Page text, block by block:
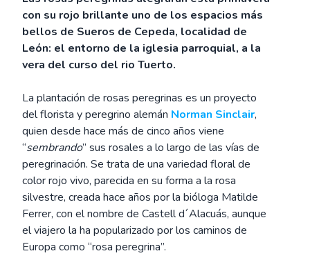
con su rojo brillante uno de los espacios más
bellos de Sueros de Cepeda, localidad de
León: el entorno de la iglesia parroquial, a la
vera del curso del rio Tuerto.
La plantación de rosas peregrinas es un proyecto
del florista y peregrino alemán Norman Sinclair,
quien desde hace más de cinco años viene
“sembrando” sus rosales a lo largo de las vías de
peregrinación. Se trata de una variedad floral de
color rojo vivo, parecida en su forma a la rosa
silvestre, creada hace años por la bióloga Matilde
Ferrer, con el nombre de Castell d´Alacuás, aunque
el viajero la ha popularizado por los caminos de
Europa como “rosa peregrina”.